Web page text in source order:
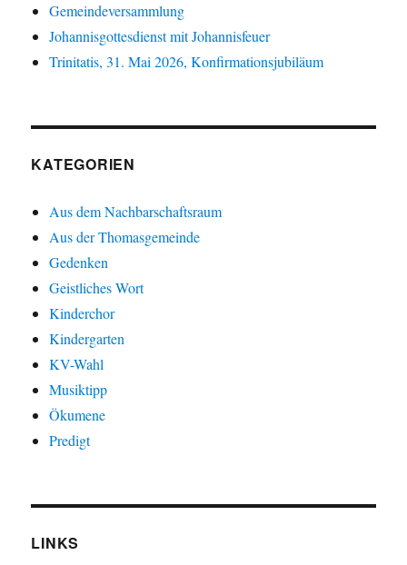
Gemeindeversammlung
Johannisgottesdienst mit Johannisfeuer
Trinitatis, 31. Mai 2026, Konfirmationsjubiläum
KATEGORIEN
Aus dem Nachbarschaftsraum
Aus der Thomasgemeinde
Gedenken
Geistliches Wort
Kinderchor
Kindergarten
KV-Wahl
Musiktipp
Ökumene
Predigt
LINKS